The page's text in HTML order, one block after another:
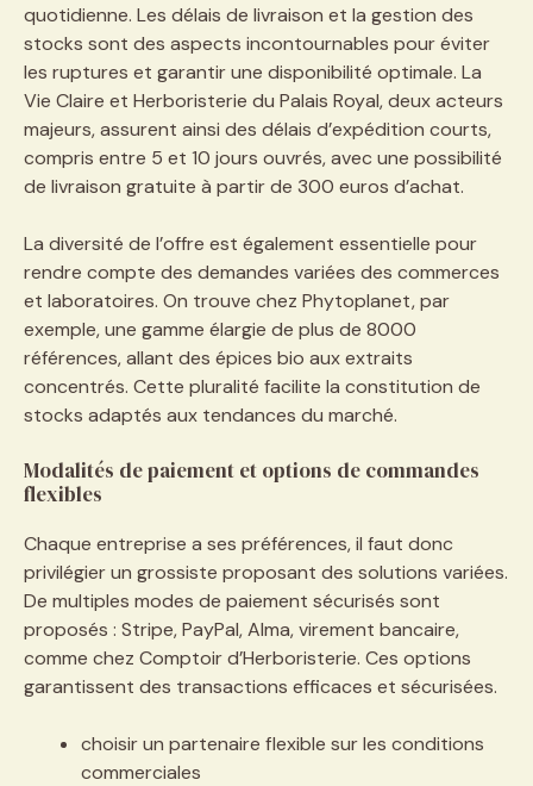
quotidienne. Les délais de livraison et la gestion des
stocks sont des aspects incontournables pour éviter
les ruptures et garantir une disponibilité optimale. La
Vie Claire et Herboristerie du Palais Royal, deux acteurs
majeurs, assurent ainsi des délais d’expédition courts,
compris entre 5 et 10 jours ouvrés, avec une possibilité
de livraison gratuite à partir de 300 euros d’achat.
La diversité de l’offre est également essentielle pour
rendre compte des demandes variées des commerces
et laboratoires. On trouve chez Phytoplanet, par
exemple, une gamme élargie de plus de 8000
références, allant des épices bio aux extraits
concentrés. Cette pluralité facilite la constitution de
stocks adaptés aux tendances du marché.
Modalités de paiement et options de commandes
flexibles
Chaque entreprise a ses préférences, il faut donc
privilégier un grossiste proposant des solutions variées.
De multiples modes de paiement sécurisés sont
proposés : Stripe, PayPal, Alma, virement bancaire,
comme chez Comptoir d’Herboristerie. Ces options
garantissent des transactions efficaces et sécurisées.
choisir un partenaire flexible sur les conditions
commerciales